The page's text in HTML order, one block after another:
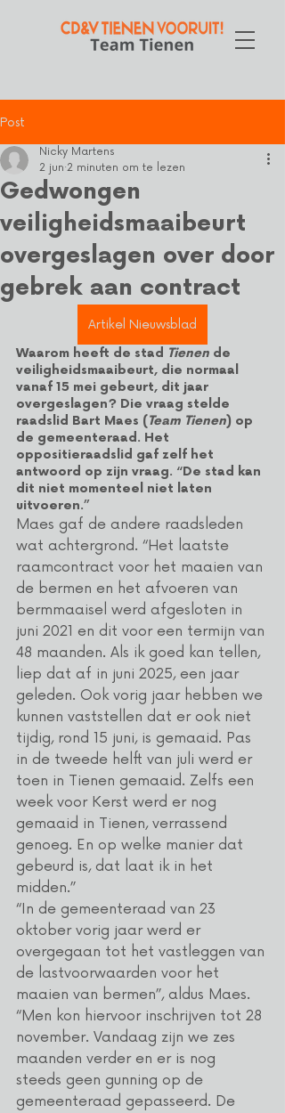
Post
Gedwongen
veiligheidsmaaibeurt
overgeslagen over door
gebrek aan contract
Nicky Martens
2 jun 2 minuten om te lezen
Artikel Nieuwsblad
Waarom heeft de stad Tienen de
veiligheidsmaaibeurt, die normaal
vanaf 15 mei gebeurt, dit jaar
overgeslagen? Die vraag stelde
raadslid Bart Maes (Team Tienen) op
de gemeenteraad. Het
oppositieraadslid gaf zelf het
antwoord op zijn vraag. “De stad kan
dit niet momenteel niet laten
uitvoeren.”
Maes gaf de andere raadsleden
wat achtergrond. “Het laatste
raamcontract voor het maaien van
de bermen en het afvoeren van
bermmaaisel werd afgesloten in
juni 2021 en dit voor een termijn van
48 maanden. Als ik goed kan tellen,
liep dat af in juni 2025, een jaar
geleden. Ook vorig jaar hebben we
kunnen vaststellen dat er ook niet
tijdig, rond 15 juni, is gemaaid. Pas
in de tweede helft van juli werd er
toen in Tienen gemaaid. Zelfs een
week voor Kerst werd er nog
gemaaid in Tienen, verrassend
genoeg. En op welke manier dat
gebeurd is, dat laat ik in het
midden.”
“In de gemeenteraad van 23
oktober vorig jaar werd er
overgegaan tot het vastleggen van
de lastvoorwaarden voor het
maaien van bermen”, aldus Maes.
“Men kon hiervoor inschrijven tot 28
november. Vandaag zijn we zes
maanden verder en er is nog
steeds geen gunning op de
gemeenteraad gepasseerd. De